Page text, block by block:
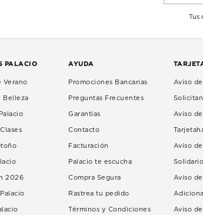
Tus
PALACIO
Verano
Belleza
2026
AYUDA
Promociones Bancarias
Preguntas Frecuentes
Garantías
Contacto
Facturación
Palacio te escucha
Compra Segura
Rastrea tu pedido
Términos y Condiciones
Aviso
Aviso
Aviso
Solidario
Aviso
Aviso